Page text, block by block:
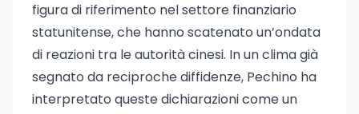
figura di riferimento nel settore finanziario
statunitense, che hanno scatenato un’ondata
di reazioni tra le autorità cinesi. In un clima già
segnato da reciproche diffidenze, Pechino ha
interpretato queste dichiarazioni come un